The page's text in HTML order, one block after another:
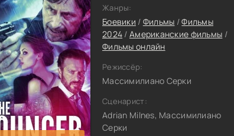
Жанры:
Боевики / Фильмы /Фильмы
2024 / Американские фильмы /
Фильмы онлайн
Режиссёр:
Массимилиано Серки
Сценарист:
Adrian Milnes, Массимилиано
Серки